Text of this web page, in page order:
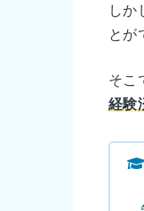
しか
とが
そこ
経験